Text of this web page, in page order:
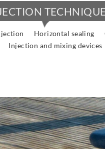
TECHNIQUE
Horizontal sealing
Injection and mixing devices